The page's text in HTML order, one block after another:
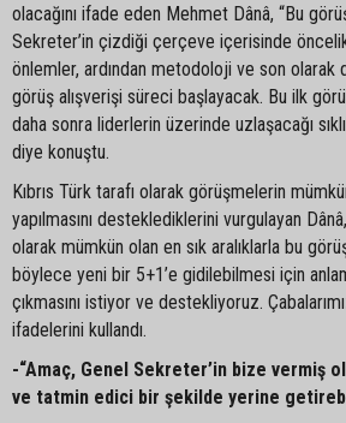
olacağını ifade eden Mehmet Dânâ, “Bu
Sekreter’in çizdiği çerçeve içerisinde
önlemler, ardından metodoloji ve son olarak
görüş alışverişi süreci başlayacak. Bu ilk
daha sonra liderlerin üzerinde uzlaşacağı
diye konuştu.
Kıbrıs Türk tarafı olarak görüşmelerin
yapılmasını desteklediklerini vurgulayan
olarak mümkün olan en sık aralıklarla bu
böylece yeni bir 5+1’e gidilebilmesi için
çıkmasını istiyor ve destekliyoruz.
ifadelerini kullandı.
-“Amaç, Genel Sekreter’in bize vermiş
ve tatmin edici bir şekilde yerine